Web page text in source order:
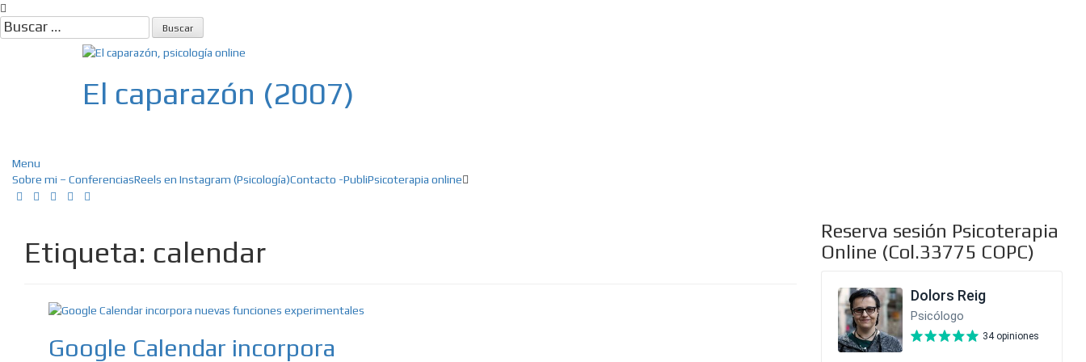
Skip
to
content
Buscar:
El caparazón (2007)
Menu
Sobre mi – ConferenciasReels en Instagram (Psicología)Contacto -PubliPsicoterapia online
Etiqueta: calendar
Google Calendar incorpora
Reserva sesión Psicoterapia
Online (Col.33775 COPC)